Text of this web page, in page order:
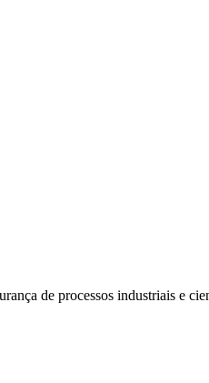
de processos industriais e